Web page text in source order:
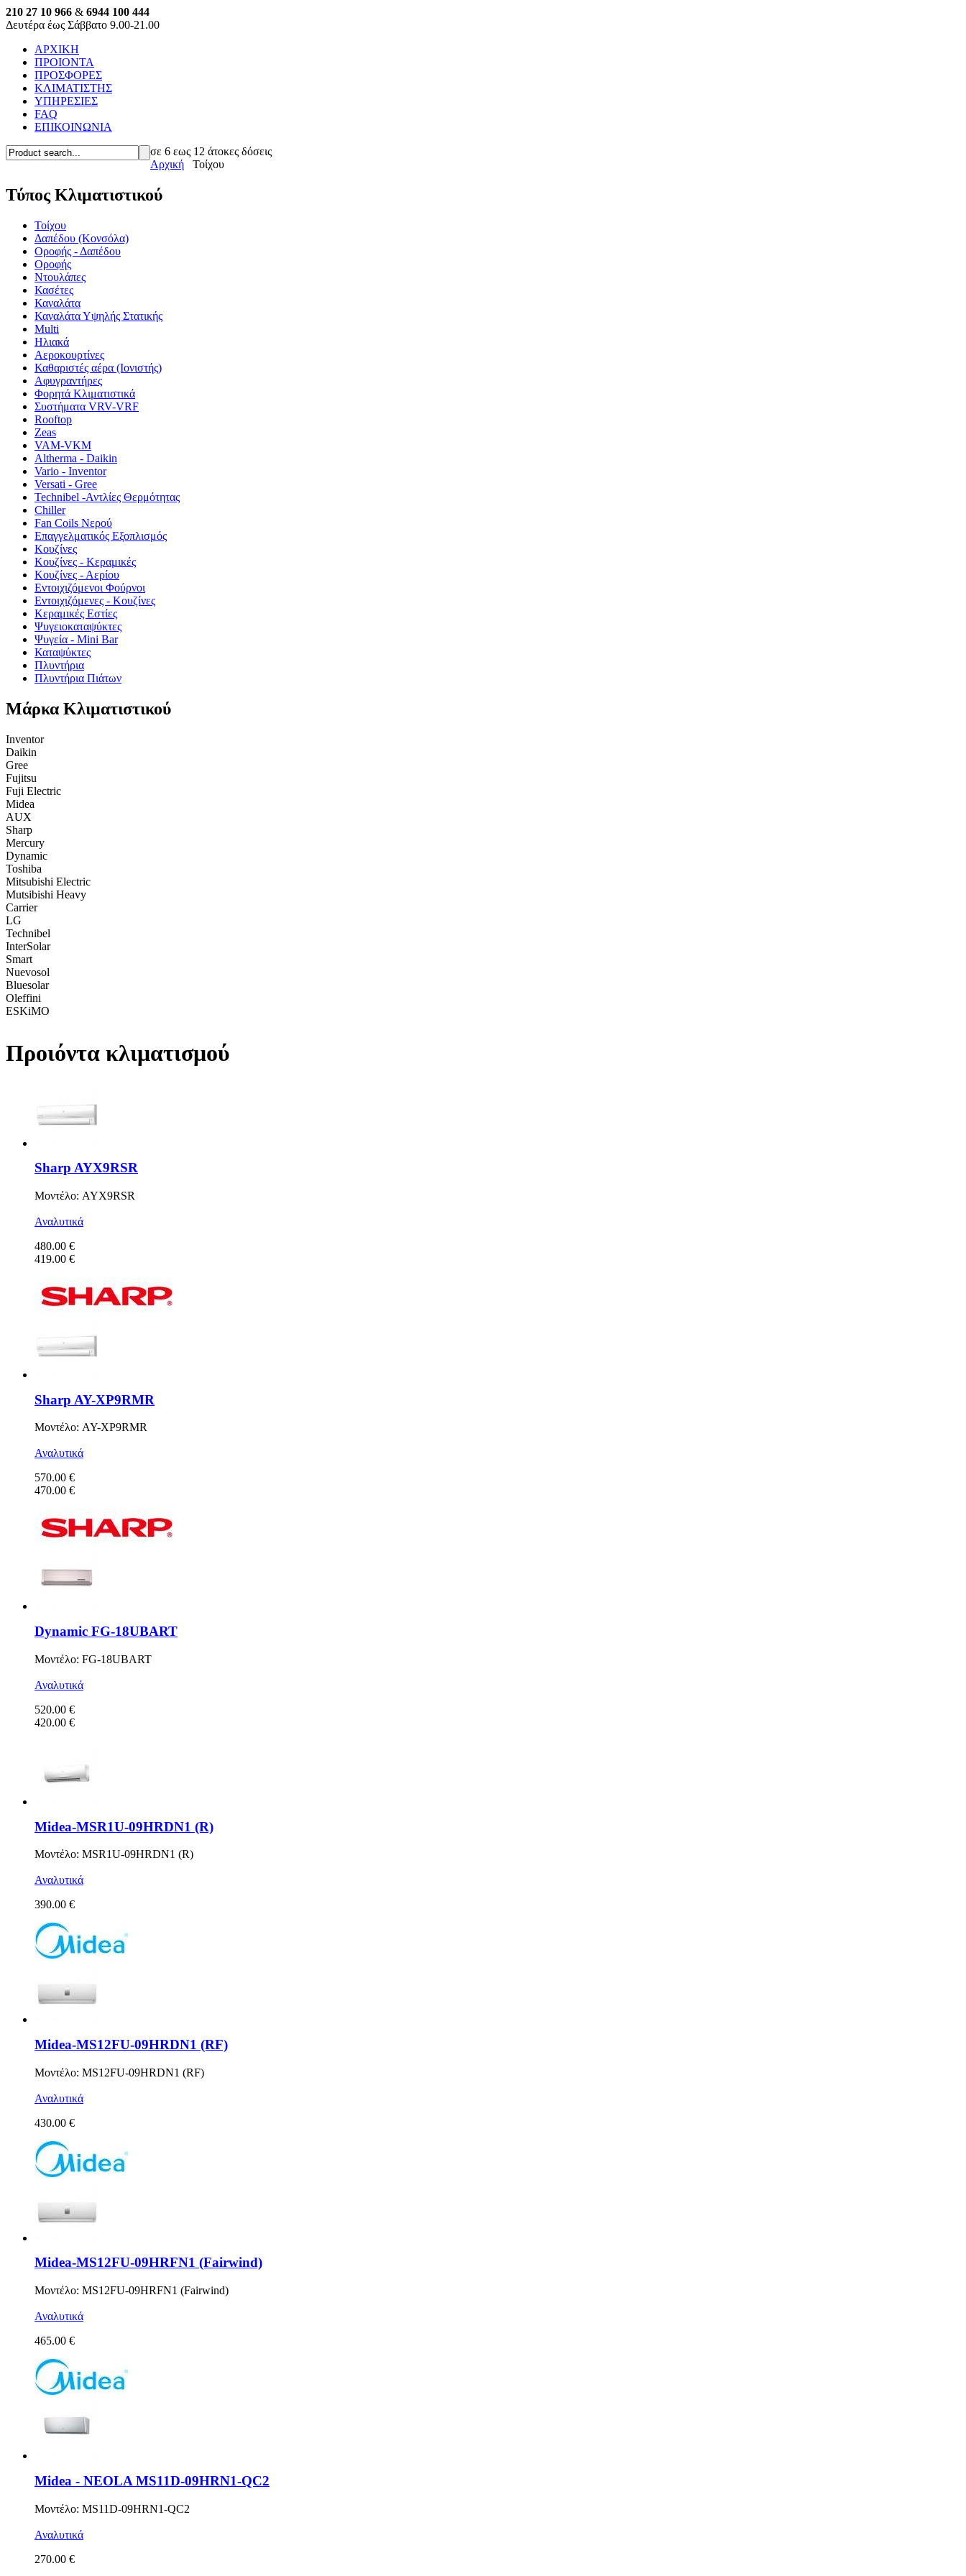
210 27 10 966 & 6944 100 444
Δευτέρα έως Σάββατο 9.00-21.00
ΑΡΧΙΚΗ
ΠΡΟΙΟΝΤΑ
ΠΡΟΣΦΟΡΕΣ
ΚΛΙΜΑΤΙΣΤΗΣ
ΥΠΗΡΕΣΙΕΣ
FAQ
ΕΠΙΚΟΙΝΩΝΙΑ
σε 6 εως 12 άτοκες δόσεις
Αρχική
Τοίχου
Τύπος Κλιματιστικού
Τοίχου
Δαπέδου (Κονσόλα)
Οροφής - Δαπέδου
Οροφής
Ντουλάπες
Κασέτες
Καναλάτα
Καναλάτα Υψηλής Στατικής
Multi
Ηλιακά
Αεροκουρτίνες
Καθαριστές αέρα (Ιονιστής)
Αφυγραντήρες
Φορητά Κλιματιστικά
Συστήματα VRV-VRF
Rooftop
Zeas
VAM-VKM
Altherma - Daikin
Vario - Inventor
Versati - Gree
Technibel -Αντλίες Θερμότητας
Chiller
Fan Coils Νερού
Επαγγελματικός Εξοπλισμός
Κουζίνες
Κουζίνες - Κεραμικές
Κουζίνες - Αερίου
Εντοιχιζόμενοι Φούρνοι
Εντοιχιζόμενες - Κουζίνες
Κεραμικές Εστίες
Ψυγειοκαταψύκτες
Ψυγεία - Mini Bar
Καταψύκτες
Πλυντήρια
Πλυντήρια Πιάτων
Μάρκα Κλιματιστικού
Inventor
Daikin
Gree
Fujitsu
Fuji Electric
Midea
AUX
Sharp
Mercury
Dynamic
Toshiba
Mitsubishi Electric
Mutsibishi Heavy
Carrier
LG
Technibel
InterSolar
Smart
Nuevosol
Bluesolar
Oleffini
ESKiMO
Προιόντα κλιματισμού
Sharp AYX9RSR
Μοντέλο: AYX9RSR
Αναλυτικά
480.00 €
419.00 €
Sharp AY-XP9RMR
Μοντέλο: AY-XP9RMR
Αναλυτικά
570.00 €
470.00 €
Dynamic FG-18UBART
Μοντέλο: FG-18UBART
Αναλυτικά
520.00 €
420.00 €
Midea-MSR1U-09HRDN1 (R)
Μοντέλο: MSR1U-09HRDN1 (R)
Αναλυτικά
390.00 €
Midea-MS12FU-09HRDN1 (RF)
Μοντέλο: MS12FU-09HRDN1 (RF)
Αναλυτικά
430.00 €
Midea-MS12FU-09HRFN1 (Fairwind)
Μοντέλο: MS12FU-09HRFN1 (Fairwind)
Αναλυτικά
465.00 €
Midea - NEOLA MS11D-09HRN1-QC2
Μοντέλο: MS11D-09HRN1-QC2
Αναλυτικά
270.00 €